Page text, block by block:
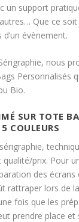
un support
Que ce
évènement.
nous
Personnalisés
Bio.
SUR TOTE
COULEURS
prix. Pour
des écrans
rattraper lors de
fois que les
prendre place et